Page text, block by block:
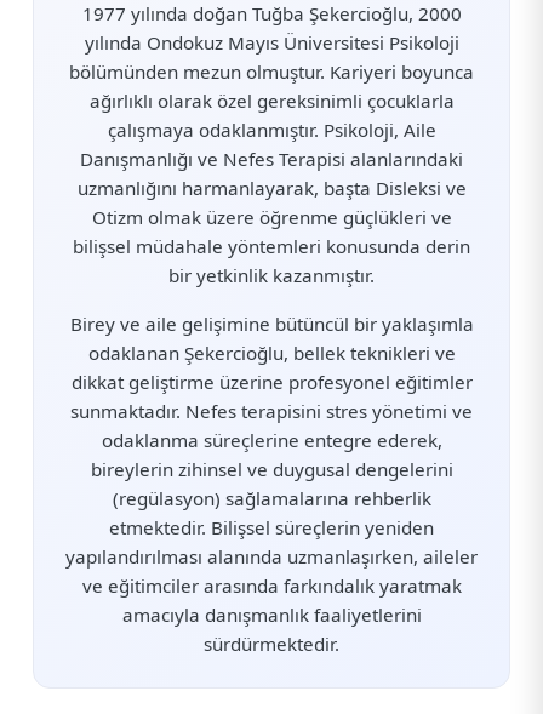
1977 yılında doğan Tuğba Şekercioğlu, 2000
yılında Ondokuz Mayıs Üniversitesi Psikoloji
bölümünden mezun olmuştur. Kariyeri boyunca
ağırlıklı olarak özel gereksinimli çocuklarla
çalışmaya odaklanmıştır. Psikoloji, Aile
Danışmanlığı ve Nefes Terapisi alanlarındaki
uzmanlığını harmanlayarak, başta Disleksi ve
Otizm olmak üzere öğrenme güçlükleri ve
bilişsel müdahale yöntemleri konusunda derin
bir yetkinlik kazanmıştır.
Birey ve aile gelişimine bütüncül bir yaklaşımla
odaklanan Şekercioğlu, bellek teknikleri ve
dikkat geliştirme üzerine profesyonel eğitimler
sunmaktadır. Nefes terapisini stres yönetimi ve
odaklanma süreçlerine entegre ederek,
bireylerin zihinsel ve duygusal dengelerini
(regülasyon) sağlamalarına rehberlik
etmektedir. Bilişsel süreçlerin yeniden
yapılandırılması alanında uzmanlaşırken, aileler
ve eğitimciler arasında farkındalık yaratmak
amacıyla danışmanlık faaliyetlerini
sürdürmektedir.